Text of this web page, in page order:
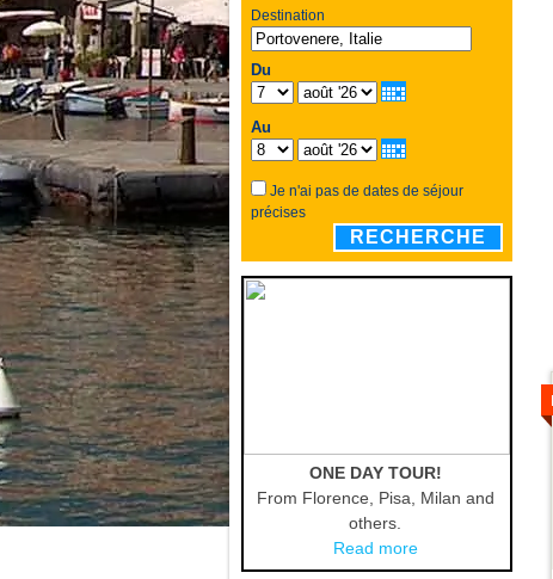
Destination
Du
Au
Je n'ai pas de dates de séjour
précises
RECHERCHE
ONE DAY TOUR!
From Florence, Pisa, Milan and
others.
Read more